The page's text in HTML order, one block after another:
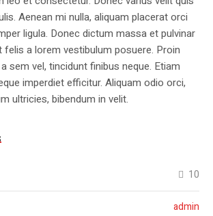
Aenean mi nulla, aliquam placerat orci
ligula. Donec dictum massa et pulvinar
felis a lorem vestibulum posuere. Proin
sem vel, tincidunt finibus neque. Etiam
imperdiet efficitur. Aliquam odio orci,
ultricies, bibendum in velit.
10
admin